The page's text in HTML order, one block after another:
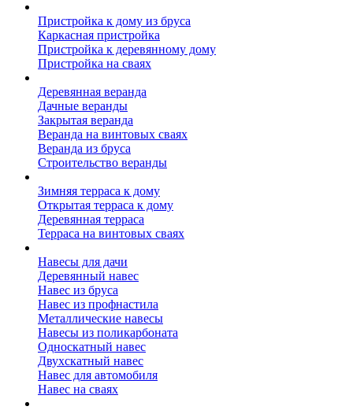
Пристройка к дому из бруса
Каркасная пристройка
Пристройка к деревянному дому
Пристройка на сваях
Деревянная веранда
Дачные веранды
Закрытая веранда
Веранда на винтовых сваях
Веранда из бруса
Строительство веранды
Зимняя терраса к дому
Открытая терраса к дому
Деревянная терраса
Терраса на винтовых сваях
Навесы для дачи
Деревянный навес
Навес из бруса
Навес из профнастила
Металлические навесы
Навесы из поликарбоната
Односкатный навес
Двухскатный навес
Навес для автомобиля
Навес на сваях